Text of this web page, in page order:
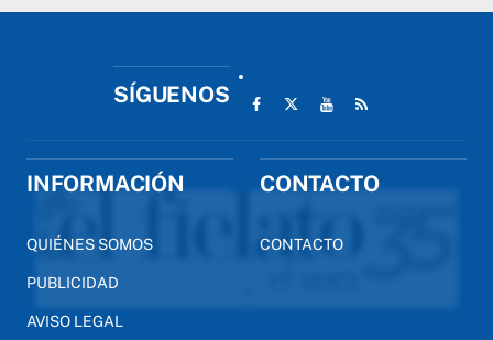
SÍGUENOS
INFORMACIÓN
QUIÉNES SOMOS
PUBLICIDAD
AVISO LEGAL
CONTACTO
CONTACTO